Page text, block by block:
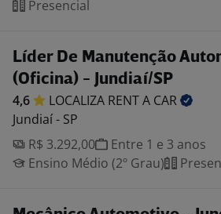
Presencial
Líder De Manutenção
(Oficina) - Jundiaí/SP
4,6 LOCALIZA RENT A CAR
Jundiaí - SP
R$ 3.292,00
Entre 1 e 3 anos
Ensino Médio (2º Grau)